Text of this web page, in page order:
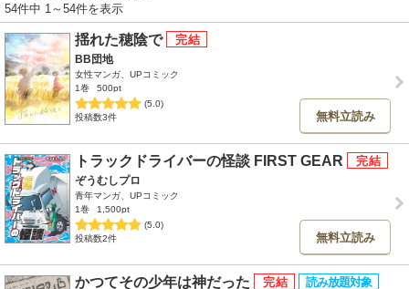
54件中 1～54件を表示
揺れた穂陰で
BB団地
女性マンガ、UPコミック
1巻
500pt
(5.0)
投稿数3件
無料立読み
トラックドライバーの怪談 FIRST GEAR
ぞうむしプロ
青年マンガ、UPコミック
1巻
1,500pt
(5.0)
投稿数2件
無料立読み
かつてその少年は神だった